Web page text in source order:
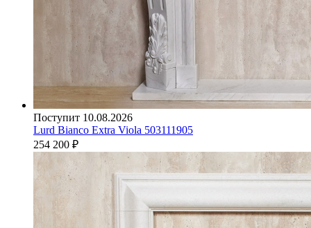
Поступит 10.08.2026
Lurd Bianco Extra Viola 503111905
254 200 ₽